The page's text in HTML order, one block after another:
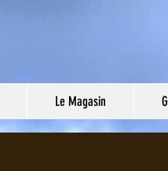
Le Magasin